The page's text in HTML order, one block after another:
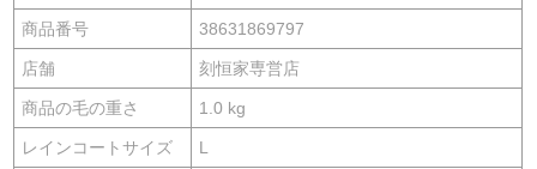
商品番号 38631869797
店舗 刻恒家専営店
商品の毛の重さ 1.0 kg
レインコートサイズ L